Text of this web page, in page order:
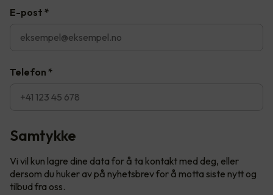
E-post *
Telefon *
Samtykke
Vi vil kun lagre dine data for å ta kontakt med deg, eller
dersom du huker av på nyhetsbrev for å motta siste nytt og
tilbud fra oss.